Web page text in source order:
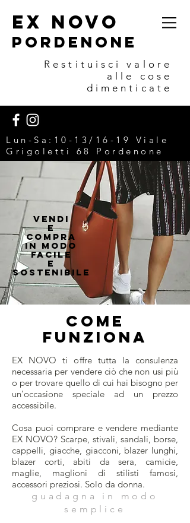
EX NOVO
POrdenone
Restituisci valore
alle cose
dimenticate
Lun-Sa:10-13/16-19 V iale
Grigoletti 68 Pordenone
VENDI
E
COMPRA
IN MODO
FACILE
E
SOSTENIBILE
COME
FUNZIONA
EX NOVO ti offre tutta la consulenza
necessaria per vendere ciò che non usi più
o per trovare quello di cui hai bisogno per
un’occasione speciale ad un prezzo
accessibile.
Cosa puoi comprare e vendere mediante
EX NOVO? Scarpe, stivali, sandali, borse,
cappelli, giacche, giacconi, blazer lunghi,
blazer corti, abiti da sera, camicie,
maglie, maglioni di stilisti famosi,
accessori preziosi. Solo da donna.
guadagna in modo
semplice